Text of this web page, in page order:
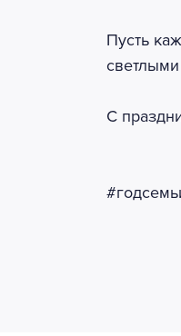
Пусть
С